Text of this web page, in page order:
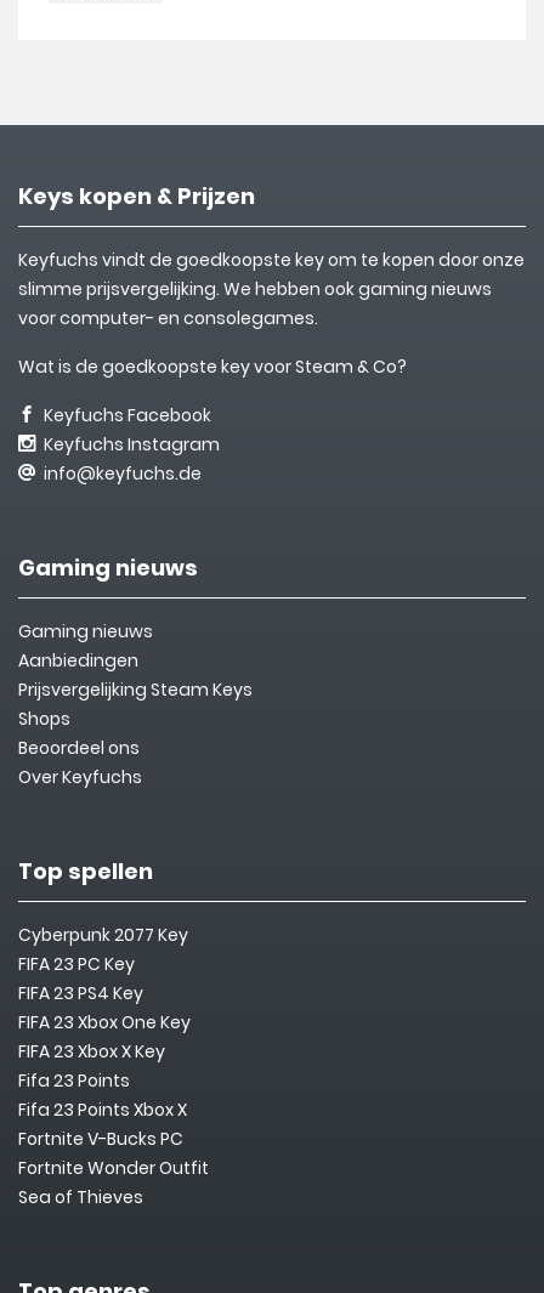
Keys kopen & Prijzen
Keyfuchs vindt de goedkoopste key om te kopen door onze
slimme prijsvergelijking. We hebben ook gaming nieuws
voor computer- en consolegames.
Wat is de goedkoopste key voor Steam & Co?
Keyfuchs Facebook
Keyfuchs Instagram
info@keyfuchs.de
Gaming nieuws
Gaming nieuws
Aanbiedingen
Prijsvergelijking Steam Keys
Shops
Beoordeel ons
Over Keyfuchs
Top spellen
Cyberpunk 2077 Key
FIFA 23 PC Key
FIFA 23 PS4 Key
FIFA 23 Xbox One Key
FIFA 23 Xbox X Key
Fifa 23 Points
Fifa 23 Points Xbox X
Fortnite V-Bucks PC
Fortnite Wonder Outfit
Sea of Thieves